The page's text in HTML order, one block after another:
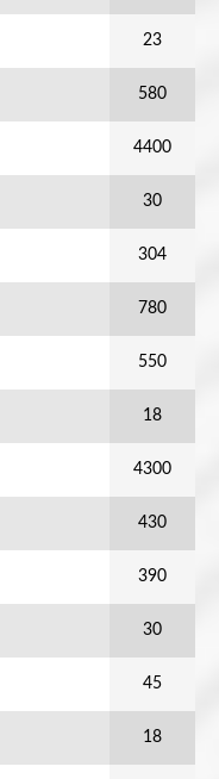
23
580
4400
30
304
780
550
18
4300
430
390
30
45
18